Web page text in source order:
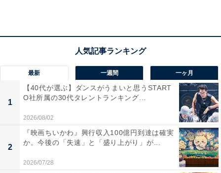
う鍵のかかった部屋に、見知らぬ女性を監禁しているこ
とも判明します。監禁について三田園らに知られてしま
った桜は、「誰にも言わないで」と口止めします。三田
園は黙っている代わりに家事のすべてを子どもたちにや
らせます。
そんな中、予定よりも早く将司が帰宅。家族で食卓を囲
む中、三田園はさりげなくカーテンを開け、そこに監禁
女性がいることを子どもたちにアピールします。そして
ついに、その女性が子どもたちの母親だったことが判
最新 一週間 一ヶ月
1
【40代が選ぶ】ダンスがうまいと思うSTART
O社所属の30代タレントランキング...
2026/08/02
2
『映画ちいかわ』興行収入100億円到達は確実
か。今後の「失速」と「盛り上がり」が...
2026/07/28